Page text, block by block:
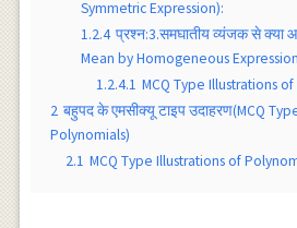
Symmetric Expression):
1.2.4 प्रश्न:3.समघातीय व्यंजक से क्या
Mean by Homogeneous
1.2.4.1 MCQ Type Illustrations
2 बहुपद के एमसीक्यू टाइप उदाहरण(MCQ
Polynomials)
2.1 MCQ Type Illustrations of